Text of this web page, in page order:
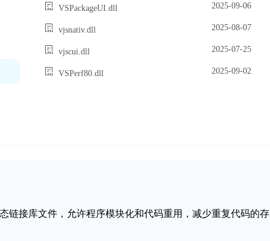
VSPackageUI.dll 2025-09-06
vjsnativ.dll 2025-08-07
vjscui.dll 2025-07-25
VSPerf80.dll 2025-09-02
链接库文件，允许程序模块化和代码重用，减少重复代码的存